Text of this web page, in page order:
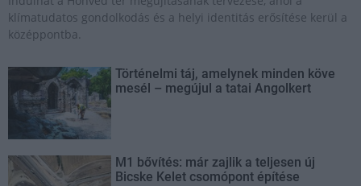
klímatudatos gondolkodás és a helyi identitás erősítése kerül a
középpontba.
Történelmi táj, amelynek minden köve
mesél – megújul a tatai Angolkert
M1 bővítés: már zajlik a teljesen új
Bicske Kelet csomópont építése